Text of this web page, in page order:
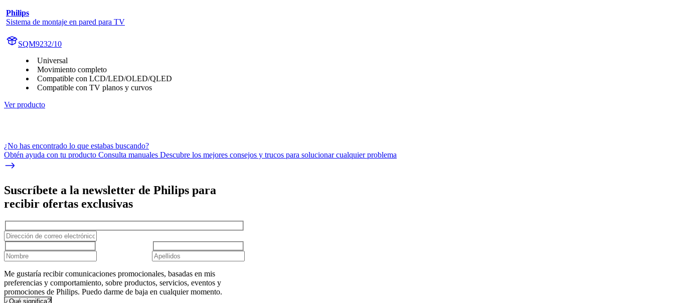
Philips
Sistema de montaje en pared para TV
SQM9232/10
Universal
Movimiento completo
Compatible con LCD/LED/OLED/QLED
Compatible con TV planos y curvos
Ver producto
¿No has encontrado lo que estabas buscando?
Obtén ayuda con tu producto Consulta manuales Descubre los mejores consejos y trucos para solucionar cualquier problema
Suscríbete a la newsletter de Philips para
recibir ofertas exclusivas
Me gustaría recibir comunicaciones promocionales, basadas en mis
preferencias y comportamiento, sobre productos, servicios, eventos y
promociones de Philips. Puedo darme de baja en cualquier momento.
¿Qué significa?